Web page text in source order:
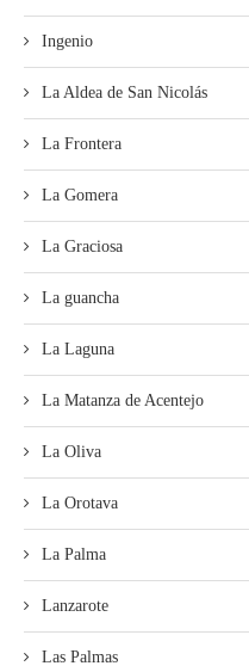
Ingenio
La Aldea de San Nicolás
La Frontera
La Gomera
La Graciosa
La guancha
La Laguna
La Matanza de Acentejo
La Oliva
La Orotava
La Palma
Lanzarote
Las Palmas